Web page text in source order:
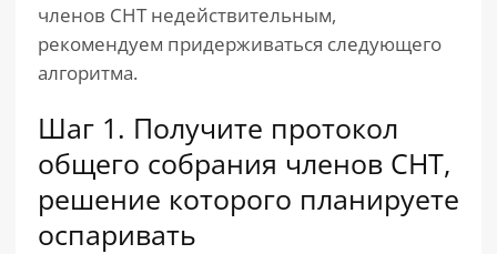
членов СНТ недействительным,
рекомендуем придерживаться следующего
алгоритма.
Шаг 1. Получите протокол
общего собрания членов СНТ,
решение которого планируете
оспаривать